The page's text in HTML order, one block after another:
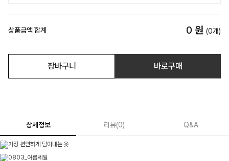
상품금액 합계 0 원 (0개)
장바구니 바로구매
상세정보 리뷰(0) Q&A